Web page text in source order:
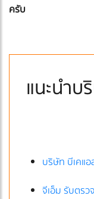
ครับ
แนะนำบ
บริษัท บีเคแ
จีเอ็ม รับตรว